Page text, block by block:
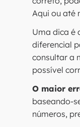
Aqui ou até
Uma dica é
diferencial
consultar a
possível
O maior
baseando-
números,